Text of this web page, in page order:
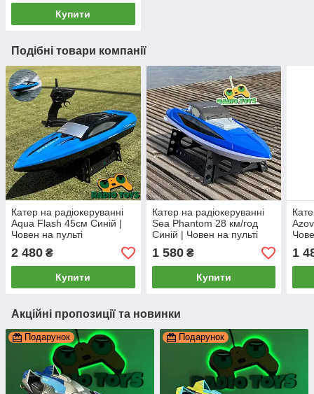
Купити
Подібні товари компанії
Катер на радіокеруванні
Aqua Flash 45см Синій |
Човен на пульті
управління | Корабель на
радіоуправлінні
2 480 ₴
Купити
Катер на радіокеруванні
Sea Phantom 28 км/год
Синій | Човен на пульті
управління | Корабель на
радіоуправлінні
1 580₴
Купити
1
Акційні пропозиції та новинки
Подарунок Подарунок